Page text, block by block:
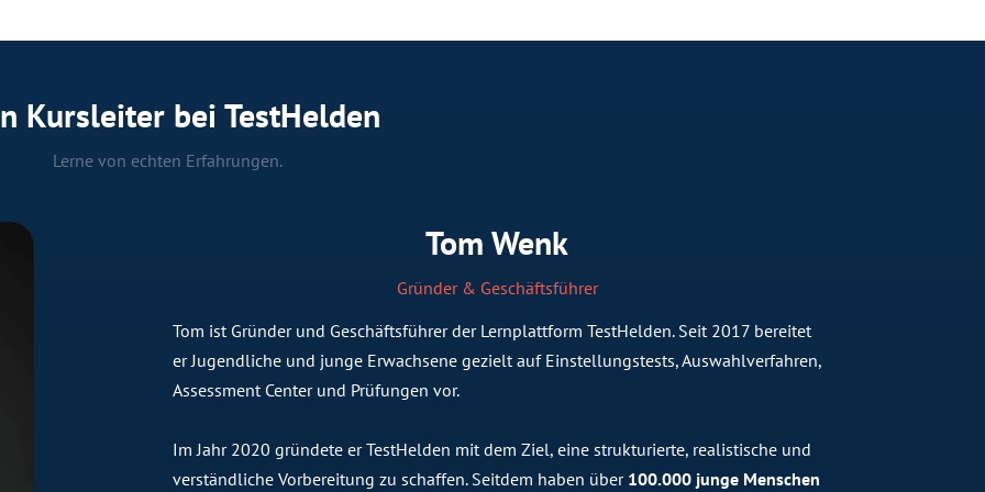
Kursleiter bei TestHelden
Lerne von echten Erfahrungen.
Tom Wenk
Gründer & Geschäftsführer
Tom ist Gründer und Geschäftsführer der Lernplattform TestHelden. Seit 2017 bereitet
er Jugendliche und junge Erwachsene gezielt auf Einstellungstests, Auswahlverfahren,
Assessment Center und Prüfungen vor.
Im Jahr 2020 gründete er TestHelden mit dem Ziel, eine strukturierte, realistische und
verständliche Vorbereitung zu schaffen. Seitdem haben über 100.000 junge Menschen